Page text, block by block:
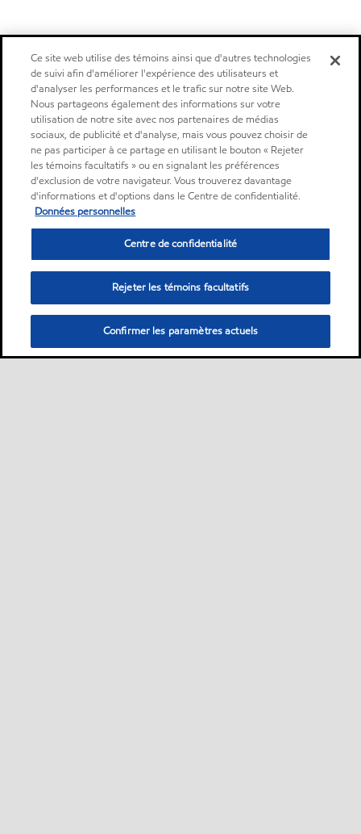
Ce site web utilise des témoins ainsi que d'autres technologies
de suivi afin d'améliorer l'expérience des utilisateurs et
d'analyser les performances et le trafic sur notre site Web.
Nous partageons également des informations sur votre
utilisation de notre site avec nos partenaires de médias
sociaux, de publicité et d'analyse, mais vous pouvez choisir de
ne pas participer à ce partage en utilisant le bouton « Rejeter
les témoins facultatifs » ou en signalant les préférences
d'exclusion de votre navigateur. Vous trouverez davantage
d'informations et d'options dans le Centre de confidentialité.
Données personnelles
Centre de confidentialité
Rejeter les témoins facultatifs
Confirmer les paramètres actuels